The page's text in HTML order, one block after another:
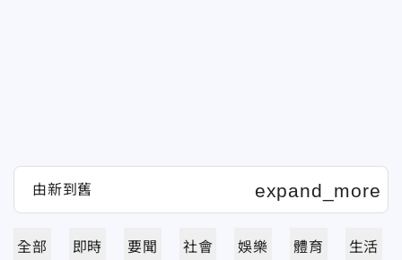
全部 即時 要聞 社會 娛樂 體育 生活